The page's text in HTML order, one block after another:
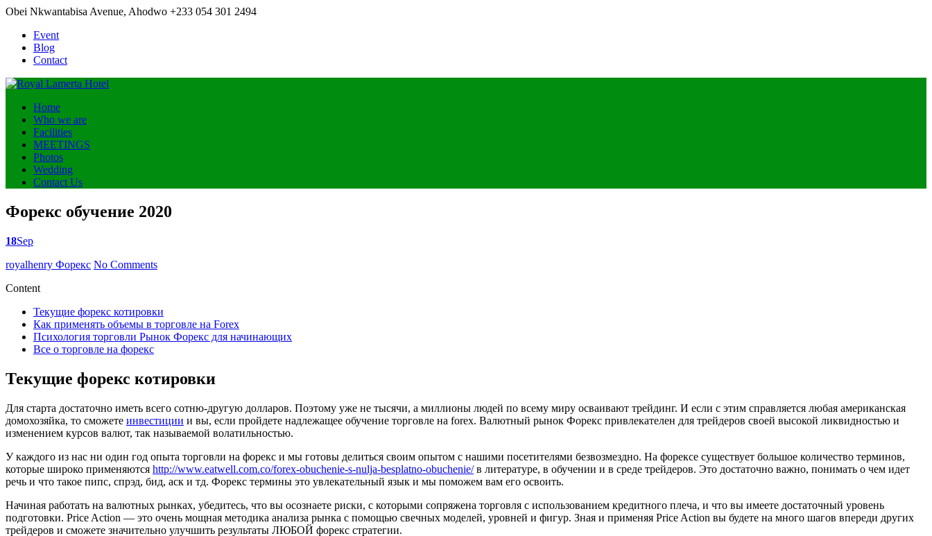
Obei Nkwantabisa Avenue, Ahodwo +233 054 301 2494
Event
Blog
Contact
Home
Who we are
Facilities
MEETINGS
Photos
Wedding
Contact Us
Форекс обучение 2020
18Sep
Posted
royalhenry Форекс No Comments
Content
Текущие форекс котировки
Как применять объемы в торговле на Forex
Психология торговли Рынок Форекс для начинающих
Все о торговле на форекс
Текущие форекс котировки
Для старта достаточно иметь всего сотню-другую долларов. Поэтому уже не тысячи, а миллионы людей по всему миру осваивают трейдинг. И если с этим справляется любая американская
домохозяйка, то сможете инвестиции и вы, если пройдете надлежащее обучение торговле на forex. Валютный рынок Форекс привлекателен для трейдеров своей высокой ликвидностью и
изменением курсов валют, так называемой волатильностью.
У каждого из нас ни один год опыта торговли на форекс и мы готовы делиться своим опытом с нашими посетителями безвозмездно. На форексе существует большое количество терминов,
которые широко применяются http://www.eatwell.com.co/forex-obuchenie-s-nulja-besplatno-obuchenie/в литературе, в обучении и в среде трейдеров. Это достаточно важно, понимать о чем идет
речь и что такое пипс, спрэд, бид, аск и тд. Форекс термины это увлекательный язык и мы поможем вам его освоить.
Начиная работать на валютных рынках, убедитесь, что вы осознаете риски, с которыми сопряжена торговля с использованием кредитного плеча, и что вы имеете достаточный уровень
подготовки. Price Action — это очень мощная методика анализа рынка с помощью свечных моделей, уровней и фигур. Зная и применяя Price Action вы будете на много шагов впереди других
трейдеров и сможете значительно улучшить результаты ЛЮБОЙ форекс стратегии.